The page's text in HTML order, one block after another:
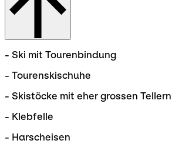
- Ski mit Tourenbindung
- Tourenskischuhe
- Skistöcke mit eher grossen Tellern
- Klebfelle
- Harscheisen